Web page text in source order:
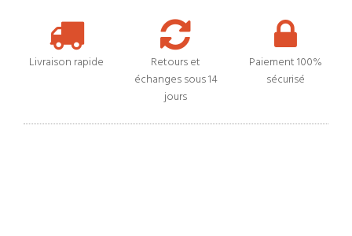
Livraison rapide
Retours et
échanges sous 14
jours
Paiement 100%
sécurisé